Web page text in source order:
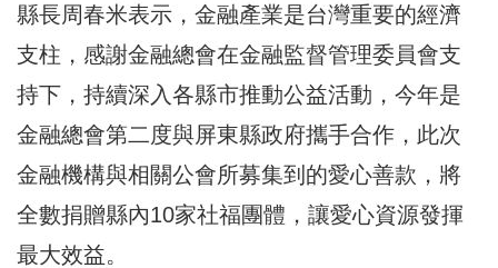
縣長周春米表示，金融產業是台灣重要的經濟
支柱，感謝金融總會在金融監督管理委員會支
持下，持續深入各縣市推動公益活動，今年是
金融總會第二度與屏東縣政府攜手合作，此次
金融機構與相關公會所募集到的愛心善款，將
全數捐贈縣內10家社福團體，讓愛心資源發揮
最大效益。